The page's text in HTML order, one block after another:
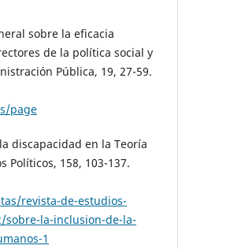
sobre la eficacia
de la política social y
Pública, 19, 27-59.
page
discapacidad en la Teoría
Políticos, 158, 103-137.
revista-de-estudios-
la-inclusion-de-la-
1